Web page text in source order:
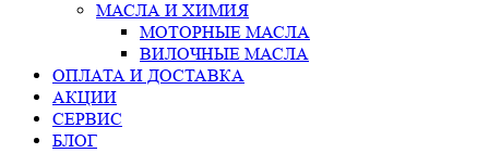
МАСЛА И ХИМИЯ
МОТОРНЫЕ МАСЛА
ВИЛОЧНЫЕ МАСЛА
ОПЛАТА И ДОСТАВКА
АКЦИИ
СЕРВИС
БЛОГ